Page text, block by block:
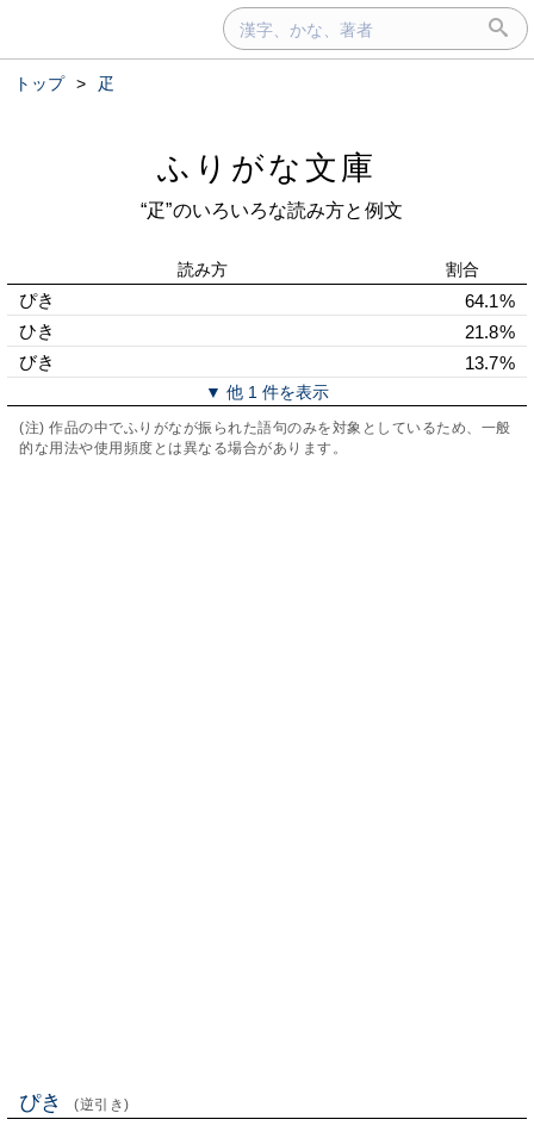
トップ > 疋
ふりがな文庫
“疋”のいろいろな読み方と例文
読み方 割合
ぴき
64.1%
ひき
21.8%
びき
13.7%
▼ 他 1 件を表示
(注) 作品の中でふりがなが振られた語句のみを対象としているため、一般
的な用法や使用頻度とは異なる場合があります。
ぴき (逆引き)